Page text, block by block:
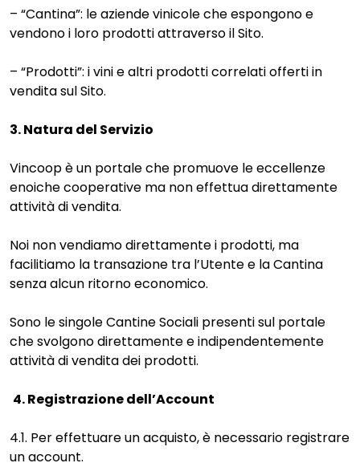
– “Cantina”: le aziende vinicole che espongono e
vendono i loro prodotti attraverso il Sito.
– “Prodotti”: i vini e altri prodotti correlati offerti in
vendita sul Sito.
3. Natura del Servizio
Vincoop è un portale che promuove le eccellenze
enoiche cooperative ma non effettua direttamente
attività di vendita.
Noi non vendiamo direttamente i prodotti, ma
facilitiamo la transazione tra l’Utente e la Cantina
senza alcun ritorno economico.
Sono le singole Cantine Sociali presenti sul portale
che svolgono direttamente e indipendentemente
attività di vendita dei prodotti.
4. Registrazione dell’Account
4.1. Per effettuare un acquisto, è necessario registrare
un account.